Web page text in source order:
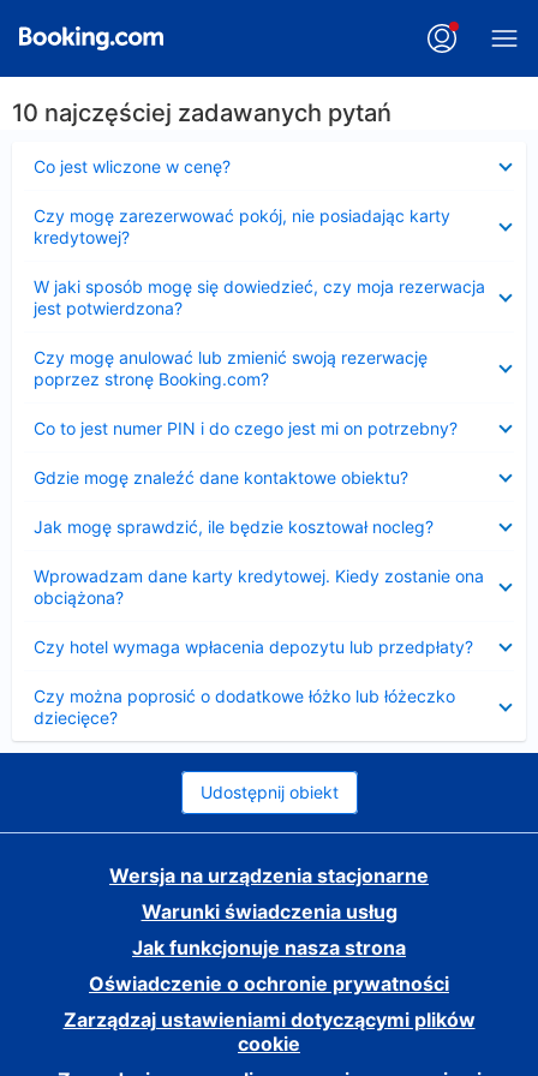
10 najczęściej zadawanych pytań
Co jest wliczone w cenę?
Czy mogę zarezerwować pokój, nie posiadając karty
kredytowej?
W jaki sposób mogę się dowiedzieć, czy moja rezerwacja
jest potwierdzona?
Czy mogę anulować lub zmienić swoją rezerwację
poprzez stronę Booking.com?
Co to jest numer PIN i do czego jest mi on potrzebny?
Gdzie mogę znaleźć dane kontaktowe obiektu?
Jak mogę sprawdzić, ile będzie kosztował nocleg?
Wprowadzam dane karty kredytowej. Kiedy zostanie ona
obciążona?
Czy hotel wymaga wpłacenia depozytu lub przedpłaty?
Czy można poprosić o dodatkowe łóżko lub łóżeczko
dziecięce?
Udostępnij obiekt
Wersja na urządzenia stacjonarne
Warunki świadczenia usług
Jak funkcjonuje nasza strona
Oświadczenie o ochronie prywatności
Zarządzaj ustawieniami dotyczącymi plików
cookie